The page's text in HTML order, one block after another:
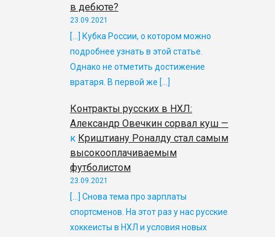
в дебюте?
23.09.2021
[…] Кубка России, о котором можно
подробнее узнать в этой статье.
Однако не отметить достижение
вратаря. В первой же […]
Контракты русских в НХЛ:
Александр Овечкин сорвал куш —
к Криштиану Роналду стал самым
высокооплачиваемым
футболистом
23.09.2021
[…] Снова тема про зарплаты
спортсменов. На этот раз у нас русские
хоккеисты в НХЛ и условия новых